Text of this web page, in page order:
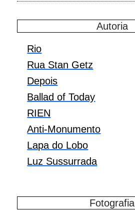
Autoria
Rio
Rua Stan Getz
Depois
Ballad of Today
RIEN
Anti-Monumento
Lapa do Lobo
Luz Sussurrada
Fotografia